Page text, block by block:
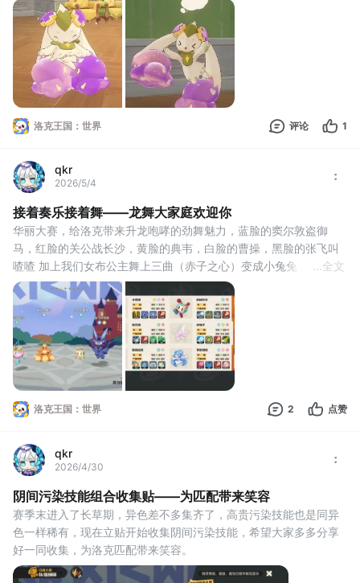
洛克王国：世界 评论 1
qkr
2026/5/4
接着奏乐接着舞——龙舞大家庭欢迎你
华丽大赛，给洛克带来升龙咆哮的劲舞魅力，蓝脸的窦尔敦盗御
马，红脸的关公战长沙，黄脸的典韦，白脸的曹操，黑脸的张飞叫
喳喳 加上我们女布公主舞上三曲（赤子之心）变成小兔兔，不战而
屈人之兵，若对方听不懂道理，我们聚盐鼠中大酱也可以略施拳
脚。兔子放家里孵蛋了，兔子当曹操比方方更好一点
全文
洛克王国：世界 2 点赞
qkr
2026/4/30
阴间污染技能组合收集贴——为匹配带来笑容
赛季末进入了长草期，异色差不多集齐了，高贵污染技能也是同异
色一样稀有，现在立贴开始收集阴间污染技能，希望大家多多分享
好一同收集，为洛克匹配带来笑容。